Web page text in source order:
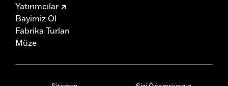
Yatırımcılar
Bayimiz Ol
Fabrika Turları
Müze